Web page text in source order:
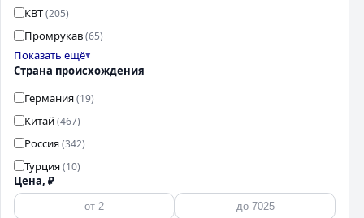
КВТ(205)
Промрукав(65)
Показать ещё
Страна происхождения
Германия(19)
Китай(467)
Россия(342)
Турция(10)
Цена, ₽